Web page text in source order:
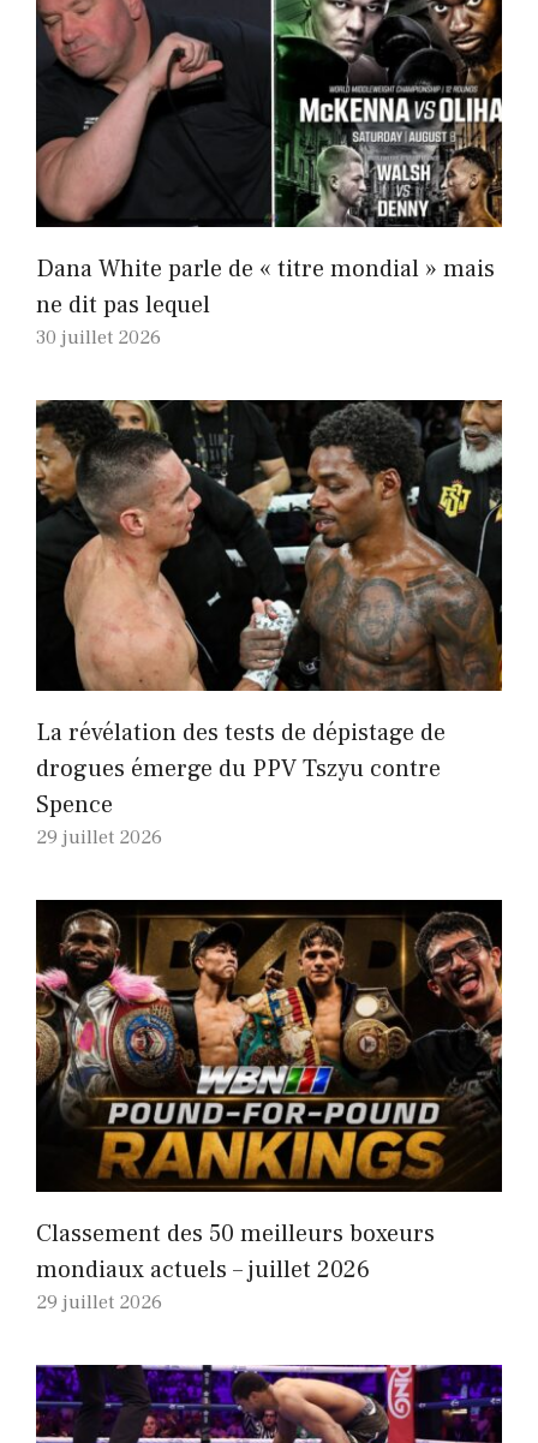
Dana White parle de « titre mondial » mais
ne dit pas lequel
30 juillet 2026
La révélation des tests de dépistage de
drogues émerge du PPV Tszyu contre
Spence
29 juillet 2026
Classement des 50 meilleurs boxeurs
mondiaux actuels – juillet 2026
29 juillet 2026